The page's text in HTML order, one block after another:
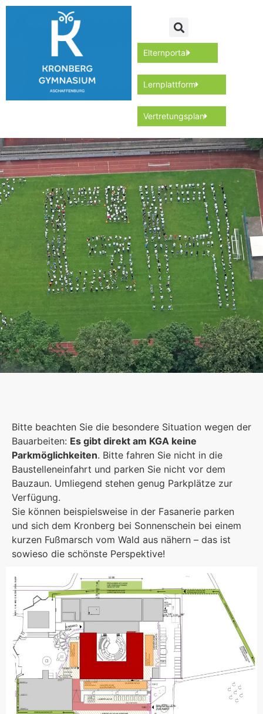
Elternportal
Lernplattform
Vertretungsplan
Es kommt auf jeden Einzelnen an, zusammen sind
wir eine starke Gemeinschaft.
Foto: KGA CC BY NC
Mehr erfahren
Bitte beachten Sie die besondere Situation wegen der
Bauarbeiten: Es gibt direkt am KGA keine
Parkmöglichkeiten. Bitte fahren Sie nicht in die
Baustelleneinfahrt und parken Sie nicht vor dem
Bauzaun. Umliegend stehen genug Parkplätze zur
Verfügung.
Sie können beispielsweise in der Fasanerie parken
und sich dem Kronberg bei Sonnenschein bei einem
kurzen Fußmarsch vom Wald aus nähern – das ist
sowieso die schönste Perspektive!